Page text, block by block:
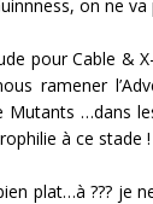
on ne
pour Cable &
ramener
Mutants …dans
à ce stade !
plat…à ??? je